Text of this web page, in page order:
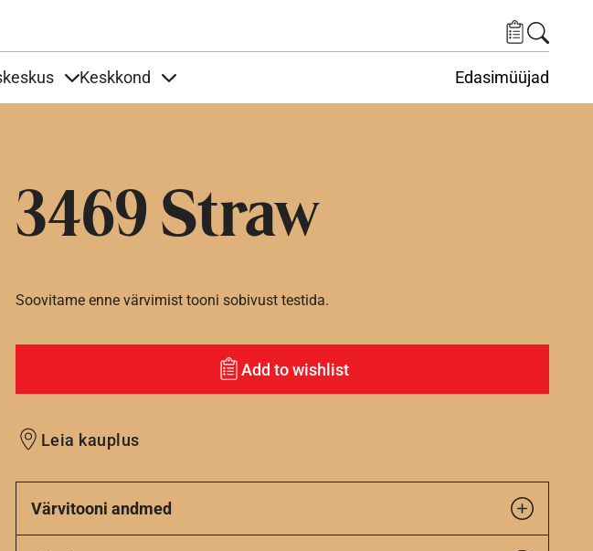
Keskkond Edasimüüjad
3469 Straw
Soovitame enne värvimist tooni sobivust testida.
Add to wishlist
Leia kauplus
Värvitooni andmed